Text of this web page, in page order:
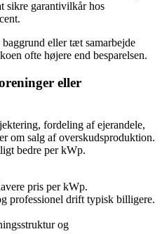
sikre garantivilkår hos
eller tæt samarbejde
ofte højere end besparelsen.
eller
fordeling af ejerandele,
om salg af overskudsproduktion.
bedre per kWp.
pris per kWp.
professionel drift typisk billigere.
og